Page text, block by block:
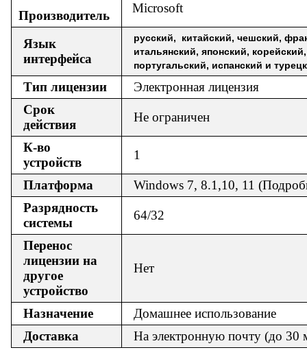
Производитель
Microsoft
Язык
интерфейса
русский, китайский, чешский,
итальянский, японский,
португальский, испанский и
Тип лицензии
Электронная лицензия
Срок
действия
Не ограничен
К-во
устройств
1
Платформа
Windows 7, 8.1,10, 11
Разрядность
системы
64/32
Перенос
лицензии на
другое
устройство
Нет
Назначение
Домашнее использование
Доставка
На электронную почту (до 30